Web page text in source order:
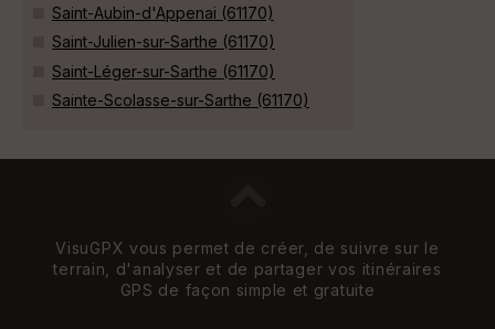
Saint-Aubin-d'Appenai (61170)
Saint-Julien-sur-Sarthe (61170)
Saint-Léger-sur-Sarthe (61170)
Sainte-Scolasse-sur-Sarthe (61170)
VisuGPX vous permet de créer, de suivre sur le
terrain, d'analyser et de partager vos itinéraires
GPS de façon simple et gratuite